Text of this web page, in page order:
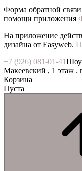
Форма обратной
помощи приложения
На приложение
дизайна от Easyweb.
+7 (926) 081-01-41
Макеевский , 1 этаж .
Корзина
Пуста